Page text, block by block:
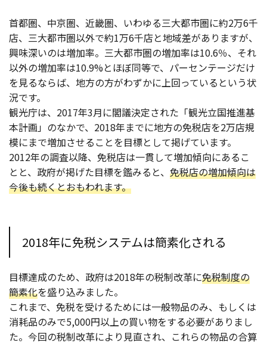
首都圏、中京圏、近畿圏、いわゆる三大都市圏に約2万6千
店、三大都市圏以外で約1万6千店と地域差がありますが、
興味深いのは増加率。三大都市圏の増加率は10.6％、それ
以外の増加率は10.9%とほぼ同等で、パーセンテージだけ
を見るならば、地方の方がわずかに上回っているという状
況です。
観光庁は、2017年3月に閣議決定された「観光立国推進基
本計画」のなかで、2018年までに地方の免税店を2万店規
模にまで増加させることを目標として掲げています。
2012年の調査以降、免税店は一貫して増加傾向にあるこ
とと、政府が掲げた目標を鑑みると、 免税店の増加傾向は
今後も続くとおもわれます。
2018年に免税システムは簡素化される
目標達成のため、政府は2018年の税制改革に免税制度の
簡素化を盛り込みました。
これまで、免税を受けるためには一般物品のみ、もしくは
消耗品のみで5,000円以上の買い物をする必要がありまし
た。今回の税制改革により見直され、これらの物品の合算